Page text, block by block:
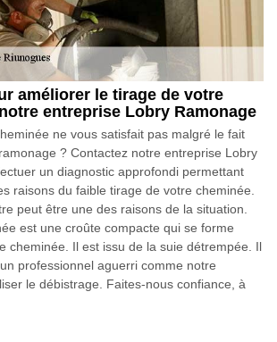
améliorer le tirage de votre
entreprise Lobry Ramonage
ne vous satisfait pas malgré le fait
? Contactez notre entreprise Lobry
un diagnostic approfondi permettant
raisons du faible tirage de votre cheminée.
peut être une des raisons de la situation.
est une croûte compacte qui se forme
cheminée. Il est issu de la suie détrempée. Il
professionnel aguerri comme notre
le débistrage. Faites-nous confiance, à